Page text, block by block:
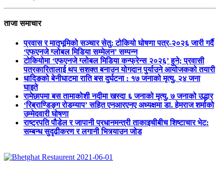
ताजा समाचार
प्रवास र मातृभूमिको सञ्चार सेतु: टोकियो घोषणा पत्र-२०२६ जारी गर्दै
‘एफएनजे ग्लोबल मिडिया सम्मेलन’ सम्पन्न
टोकियोमा ‘एफएनजे ग्लोबल मिडिया कन्फ्रेन्स २०२६’ हुने; प्रवासी
पत्रकारितालाई थप सशक्त बनाउन योगदान पुर्याउने आयोजकको तयारी
धादिङको बेनीघाटमा राति बस दुर्घटना : १७ जनाको मृत्यु, २४ जना
घाइते
रामेछापमा बस तामाकोशी नदीमा खस्दा ६ जनाको मृत्यु, ७ जनाको उद्धार
‘रिब्राण्डिङ्ग रोडम्याप’ सहित एनआरएनए अध्यक्षमा डा. हेमराज शर्माको
उम्मेदवारी घोषणा
राष्ट्रपति पौडेल र जापानी प्रधानमन्त्री ताकाइचीबीच शिष्टाचार भेट:
सम्बन्ध सुदृढीकरण र लगानी भित्र्याउन जोड